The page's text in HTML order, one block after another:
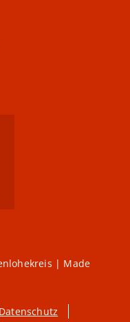
| Made
Datenschutz